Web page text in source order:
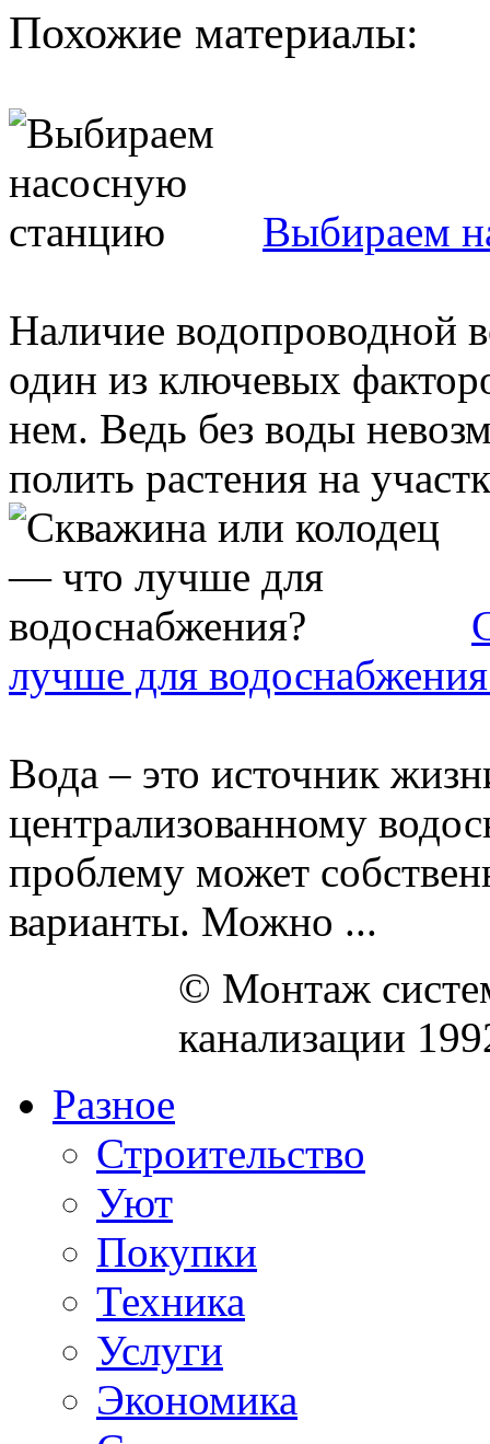
Похожие материалы:
Выбираем
Наличие водопроводной
один из ключевых
нем. Ведь без воды
полить растения на
лучше для
Вода – это источник
централизованному
проблему может
варианты. Можно ...
© Монтаж
канализации
Разное
Строительство
Уют
Покупки
Техника
Услуги
Экономика